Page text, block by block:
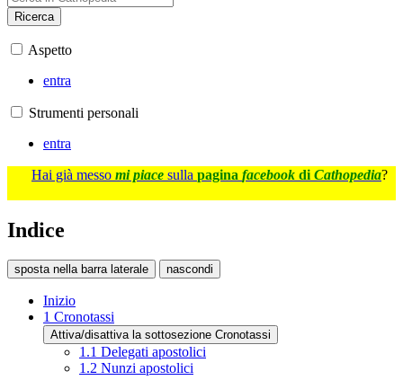
Ricerca
Aspetto
entra
Strumenti personali
entra
Hai già messo mi piace sulla pagina facebook di Cathopedia?
Indice
sposta nella barra laterale nascondi
Inizio
1 Cronotassi
Attiva/disattiva la sottosezione Cronotassi
1.1 Delegati apostolici
1.2 Nunzi apostolici